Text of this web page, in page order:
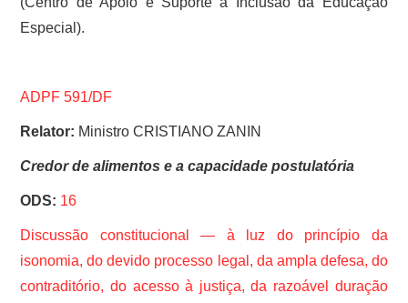
Especial).
ADPF 591/DF
Relator: Ministro CRISTIANO ZANIN
Credor de alimentos e a capacidade postulatória
ODS: 16
Discussão constitucional — à luz do princípio da
isonomia, do devido processo legal, da ampla defesa, do
contraditório, do acesso à justiça, da razoável duração